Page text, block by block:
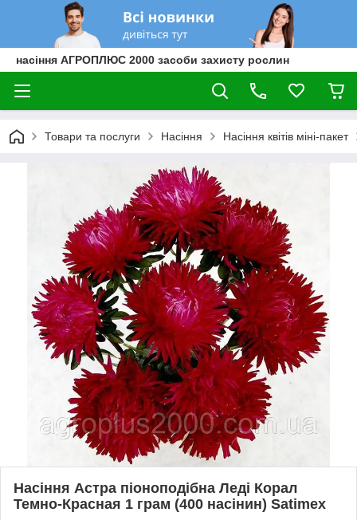
насіння АГРОПЛЮС 2000 засоби захисту рослин
Товари та послуги Насіння Насіння квітів міні-пакет
Насіння Астра піоноподібна Леді Корал
Темно-Красная 1 грам (400 насінин) Satimex